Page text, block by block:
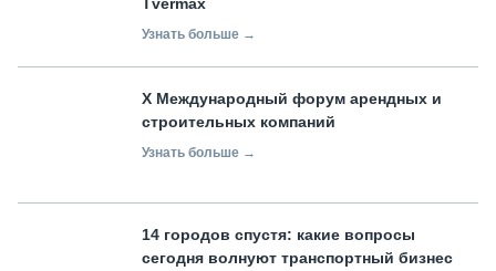
Узнать больше →
X Международный форум арендных и
строительных компаний
Узнать больше →
14 городов спустя: какие вопросы
сегодня волнуют транспортный бизнес